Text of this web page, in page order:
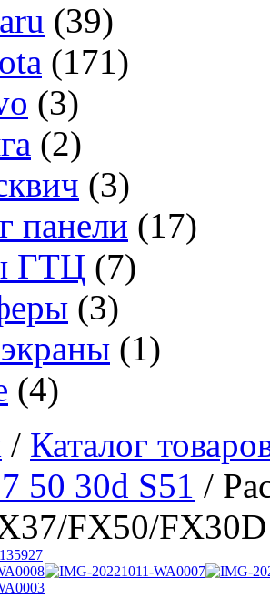
(39)
(171)
(3)
(2)
(3)
панели (17)
ГТЦ (7)
(3)
(1)
(4)
/ Каталог
50 30d S51 /
FX50/